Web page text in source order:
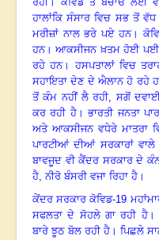
ਹਾਲਾਂਕਿ ਸੰਸਾਰ ਵਿਚ ਸਭ ਤੋਂ ਵੱਧ
ਮਰੀਜ਼ਾਂ ਨਾਲ ਭਰੇ ਪਏ ਹਨ।
ਹਨ। ਆਕਸੀਜਨ ਖ਼ਤਮ ਹੋਈ ਪਈ
ਰਹੇ ਹਨ। ਹਸਪਤਾਲਾਂ ਵਿਚ
ਸਹਾਇਤਾ ਦੇਣ ਦੇ ਐਲਾਨ ਹੋ ਰਹੇ
ਤੋਂ ਕੰਮ ਨਹੀਂ ਲੈ ਰਹੀ, ਸਗੋਂ
ਕਰ ਰਹੀ ਹੈ। ਭਾਰਤੀ ਜਨਤਾ
ਅਤੇ ਆਕਸੀਜਨ ਵਧੇਰੇ ਮਾਤਰਾ
ਪਾਰਟੀਆਂ ਦੀਆਂ ਸਰਕਾਰਾਂ ਵਾਲੇ
ਬਾਵਜੂਦ ਵੀ ਕੈਂਦਰ ਸਰਕਾਰ ਦੇ
ਹੈ, ਨੀਰੋ ਬੰਸਰੀ ਵਜਾ ਰਿਹਾ ਹੈ ।
ਕੇਂਦਰ ਸਰਕਾਰ ਕੋਵਿਡ-19
ਸਫਲਤਾ ਦੇ ਸੋਹਲੇ ਗਾ ਰਹੀ ਹੈ।
ਬਾਰੇ ਝੂਠ ਬੋਲ ਰਹੀ ਹੈ । ਪਿਛਲੇ